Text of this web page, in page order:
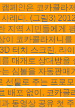
페인은 코카콜라
례다. (그림3)
지역 시민들에게
이 코카콜라저니를
터치 스크린, 라
매개로 상대방을
는 심볼을 자동판
선물로 주는 프로
배포 없이, 코카콜
동영상 공유 첫